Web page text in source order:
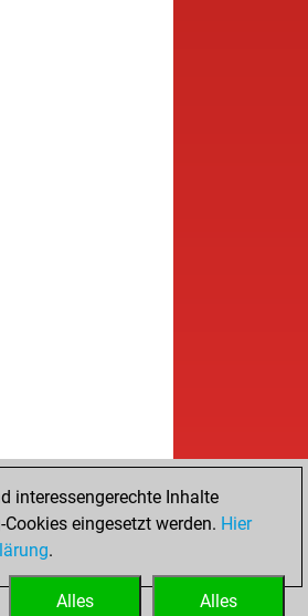
interessengerechte Inhalte
eingesetzt werden. Hier
.
Alles
Alles